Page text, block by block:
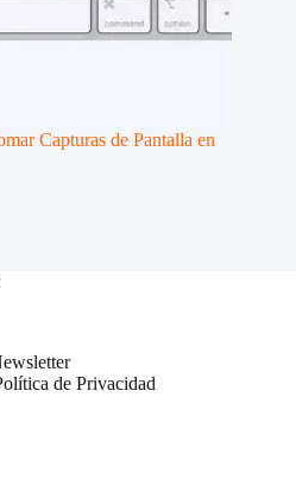
Capturas de Pantalla en
de Privacidad